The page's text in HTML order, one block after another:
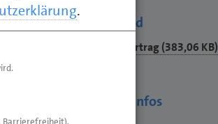
Download
Nachlernvertrag (383,06 KB)
Weitere Infos
.
Barrierefreiheit).